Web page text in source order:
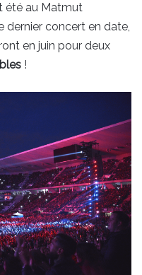
été au Matmut
dernier concert en date,
en juin pour deux
!